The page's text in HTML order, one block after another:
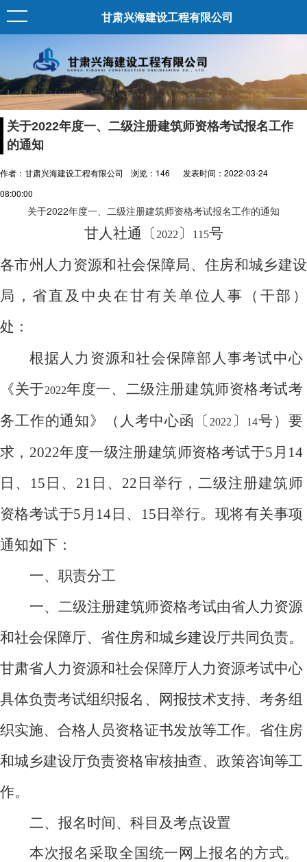
甘肃兴海建设工程有限公司
关于2022年度一、二级注册建筑师资格考试报名工作
的通知
作者：甘肃兴海建设工程有限公司 浏览： 146
发表时间：2022-03-24
08:00:00
关于2022年度一、二级注册建筑师资格考试报名工作的通知
甘人社通〔 2022〕 115号
各市州人力资源和社会保障局、住房和城乡建设
局，省直及中央在甘有关单位人事（干部）
处：
根据人力资源和社会保障部人事考试中心
《关于2022年度一、二级注册建筑师资格考试考
务工作的通知》（人考中心函〔 2022〕 14号）要
求， 2022年度一级注册建筑师资格考试于5 月 14
日、 15 日、 21 日、 22 日举行，二级注册建筑师
资格考试于5 月 14 日、 15 日举行。 现将有关事项
通知如下：
一、职责分工
一、二级注册建筑师资格考试由省人力资源
和社会保障厅、省住房和城乡建设厅共同负责。
甘肃省人力资源和社会保障厅人力资源考试中心
具体负责考试组织报名、网报技术支持、考务组
织实施、合格人员资格证书发放等工作。省住房
和城乡建设厅负责资格审核抽查、政策咨询等工
作。
二、报名时间、科目及考点设置
本次报名采取全国统一网上报名的方式。